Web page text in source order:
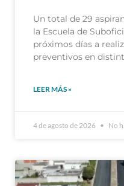
Un total de 29
la Escuela de
próximos días a
preventivos en
LEER MÁS »
4 de agosto de 2026 No